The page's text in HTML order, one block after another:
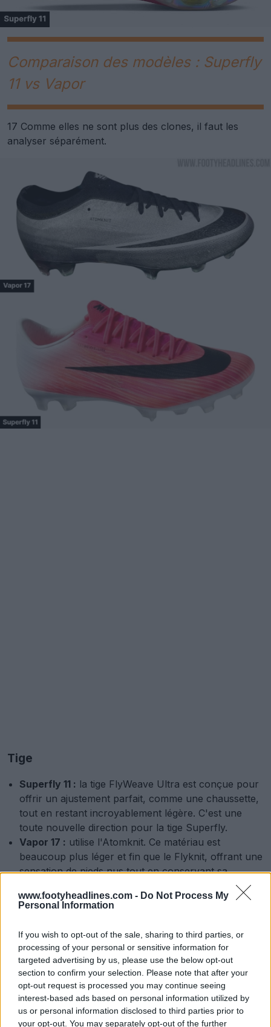
www.footyheadlines.com - Do Not Process My
Personal Information
If you wish to opt-out of the sale, sharing to third parties, or
processing of your personal or sensitive information for
targeted advertising by us, please use the below opt-out
section to confirm your selection. Please note that after your
opt-out request is processed you may continue seeing
interest-based ads based on personal information utilized by
us or personal information disclosed to third parties prior to
your opt-out. You may separately opt-out of the further
Comparaison des modèles : Superfly
11 vs Vapor
17 Comme elles ne sont plus des clones, il faut les
analyser séparément.
Tige
Superfly 11 : la tige FlyWeave Ultra est conçue pour
offrir un ajustement parfait, comme une chaussette,
tout en restant incroyablement légère. C'est une
toute nouvelle direction pour la tige Superfly.
Vapor 17 : utilise l'Atomknit. Ce matériau est
beaucoup plus léger et fin que le Flyknit, offrant une
sensation de pieds nus tout en conservant sa
structure. Visuellement, la tige ressemble à une
amélioration directe de l'actuelle Vapor 16.